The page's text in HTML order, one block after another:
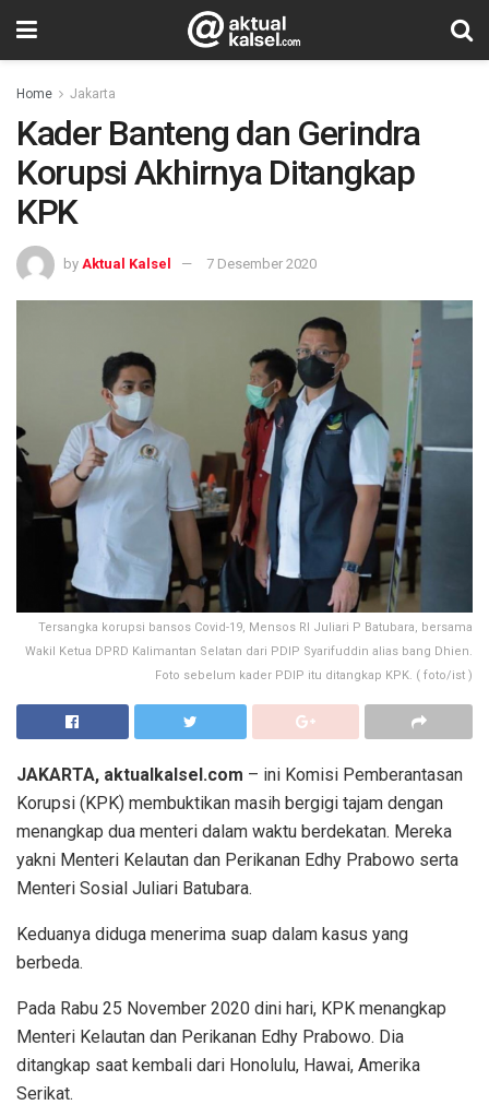
Home Jakarta
Kader Banteng dan Gerindra
Korupsi Akhirnya Ditangkap
KPK
by Aktual Kalsel 7 Desember 2020
Tersangka korupsi bansos Covid-19, Mensos RI Juliari P Batubara, bersama
Wakil Ketua DPRD Kalimantan Selatan dari PDIP Syarifuddin alias bang Dhien.
Foto sebelum kader PDIP itu ditangkap KPK. ( foto/ist )
JAKARTA, aktualkalsel.com – ini Komisi Pemberantasan
Korupsi (KPK) membuktikan masih bergigi tajam dengan
menangkap dua menteri dalam waktu berdekatan. Mereka
yakni Menteri Kelautan dan Perikanan Edhy Prabowo serta
Menteri Sosial Juliari Batubara.
Keduanya diduga menerima suap dalam kasus yang
berbeda.
Pada Rabu 25 November 2020 dini hari, KPK menangkap
Menteri Kelautan dan Perikanan Edhy Prabowo. Dia
ditangkap saat kembali dari Honolulu, Hawai, Amerika
Serikat.